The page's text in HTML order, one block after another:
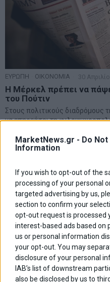
MarketNews.gr - Do
Information
If you wish to opt-out of the
processing of your personal
targeted advertising by us,
section to confirm your
opt-out request is processed
interest-based ads based on
us or personal information
your opt-out. You may
disclosure of your personal
IAB’s list of downstream
also be disclosed by us to
ΕΥΡΩΠΗ ΟΙΚΟΝΟΜΙΑ 30
Η Μέρκελ πρέπει να
του Πούτιν
Στους πολιτικούς διαδρόμους
να επηρεάσει τη